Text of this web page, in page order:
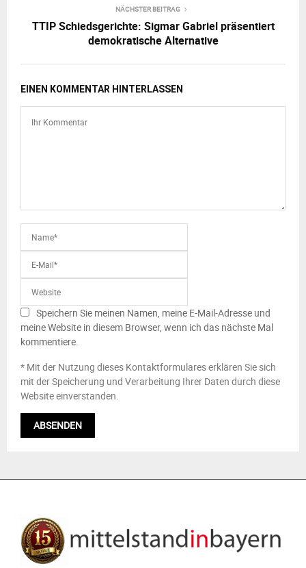
NÄCHSTER BEITRAG
TTIP Schiedsgerichte: Sigmar Gabriel präsentiert
demokratische Alternative
EINEN KOMMENTAR HINTERLASSEN
Speichern Sie meinen Namen, meine E-Mail-Adresse und
meine Website in diesem Browser, wenn ich das nächste Mal
kommentiere.
* Mit der Nutzung dieses Kontaktformulares erklären Sie sich
mit der Speicherung und Verarbeitung Ihrer Daten durch diese
Website einverstanden.